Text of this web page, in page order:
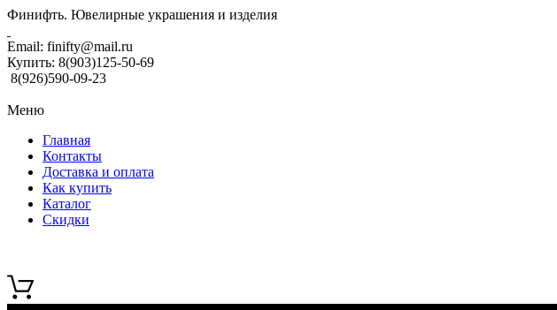
Финифть. Ювелирные украшения и изделия
Email: finifty@mail.ru
Купить: 8(903)125-50-69
8(926)590-09-23
Меню
Главная
Контакты
Доставка и оплата
Как купить
Каталог
Скидки